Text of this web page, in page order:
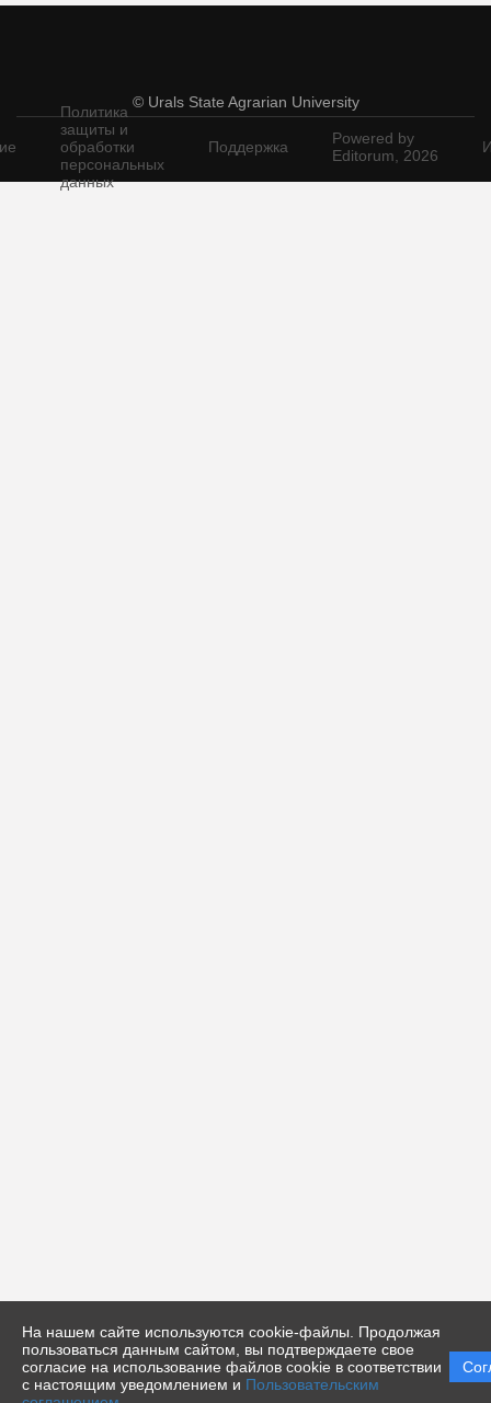
На нашем сайте используются cookie-файлы. Продолжая
пользоваться данным сайтом, вы подтверждаете свое
согласие на использование файлов cookie в соответствии
с настоящим уведомлением и Пользовательским
© Urals State Agrarian University
Политика
защиты и
обработки
персональных
данных
Поддержка
Powered by
Editorum, 2026